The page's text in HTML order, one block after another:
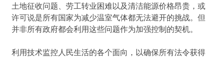
土地征收问题、劳工转业困难以及清洁能源价格昂贵，或
许可说是所有国家为减少温室气体都无法避开的挑战。但
并非所有政府都会利用这些问题作为加强控制的契机。
利用技术监控人民生活的各个面向，以确保所有法令获得